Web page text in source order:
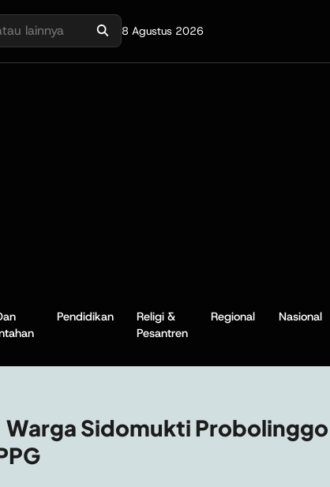
8 Agustus 2026
Pendidikan
Religi &
Pesantren
Regional Nasional
Sidomukti Probolinggo